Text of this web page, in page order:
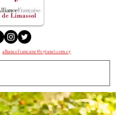
alliancefrancaise@cytanet.com.cy